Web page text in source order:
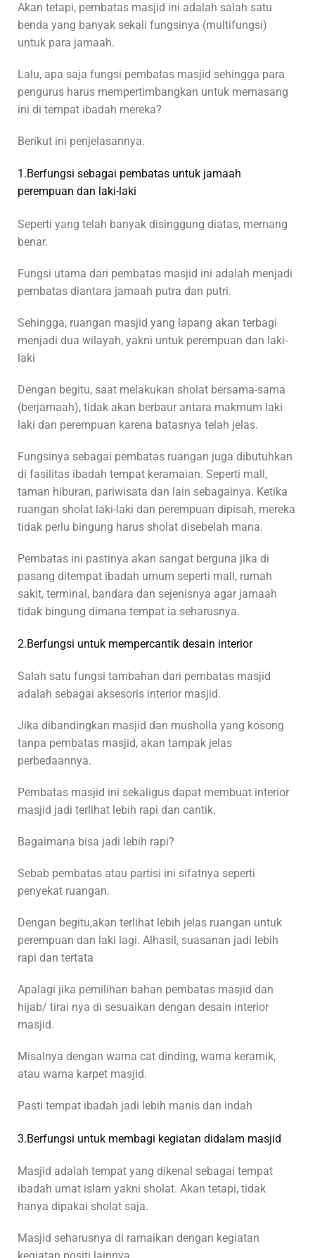
Akan tetapi, pembatas masjid ini adalah salah satu
benda yang banyak sekali fungsinya (multifungsi)
untuk para jamaah.
Lalu, apa saja fungsi pembatas masjid sehingga para
pengurus harus mempertimbangkan untuk memasang
ini di tempat ibadah mereka?
Berikut ini penjelasannya.
1.Berfungsi sebagai pembatas untuk jamaah
perempuan dan laki-laki
Seperti yang telah banyak disinggung diatas, memang
benar.
Fungsi utama dari pembatas masjid ini adalah menjadi
pembatas diantara jamaah putra dan putri.
Sehingga, ruangan masjid yang lapang akan terbagi
menjadi dua wilayah, yakni untuk perempuan dan laki-
laki
Dengan begitu, saat melakukan sholat bersama-sama
(berjamaah), tidak akan berbaur antara makmum laki
laki dan perempuan karena batasnya telah jelas.
Fungsinya sebagai pembatas ruangan juga dibutuhkan
di fasilitas ibadah tempat keramaian. Seperti mall,
taman hiburan, pariwisata dan lain sebagainya. Ketika
ruangan sholat laki-laki dan perempuan dipisah, mereka
tidak perlu bingung harus sholat disebelah mana.
Pembatas ini pastinya akan sangat berguna jika di
pasang ditempat ibadah umum seperti mall, rumah
sakit, terminal, bandara dan sejenisnya agar jamaah
tidak bingung dimana tempat ia seharusnya.
2.Berfungsi untuk mempercantik desain interior
Salah satu fungsi tambahan dari pembatas masjid
adalah sebagai aksesoris interior masjid.
Jika dibandingkan masjid dan musholla yang kosong
tanpa pembatas masjid, akan tampak jelas
perbedaannya.
Pembatas masjid ini sekaligus dapat membuat interior
masjid jadi terlihat lebih rapi dan cantik.
Bagaimana bisa jadi lebih rapi?
Sebab pembatas atau partisi ini sifatnya seperti
penyekat ruangan.
Dengan begitu,akan terlihat lebih jelas ruangan untuk
perempuan dan laki lagi. Alhasil, suasanan jadi lebih
rapi dan tertata
Apalagi jika pemilihan bahan pembatas masjid dan
hijab/ tirai nya di sesuaikan dengan desain interior
masjid.
Misalnya dengan warna cat dinding, warna keramik,
atau warna karpet masjid.
Pasti tempat ibadah jadi lebih manis dan indah
3.Berfungsi untuk membagi kegiatan didalam masjid
Masjid adalah tempat yang dikenal sebagai tempat
ibadah umat islam yakni sholat. Akan tetapi, tidak
hanya dipakai sholat saja.
Masjid seharusnya di ramaikan dengan kegiatan